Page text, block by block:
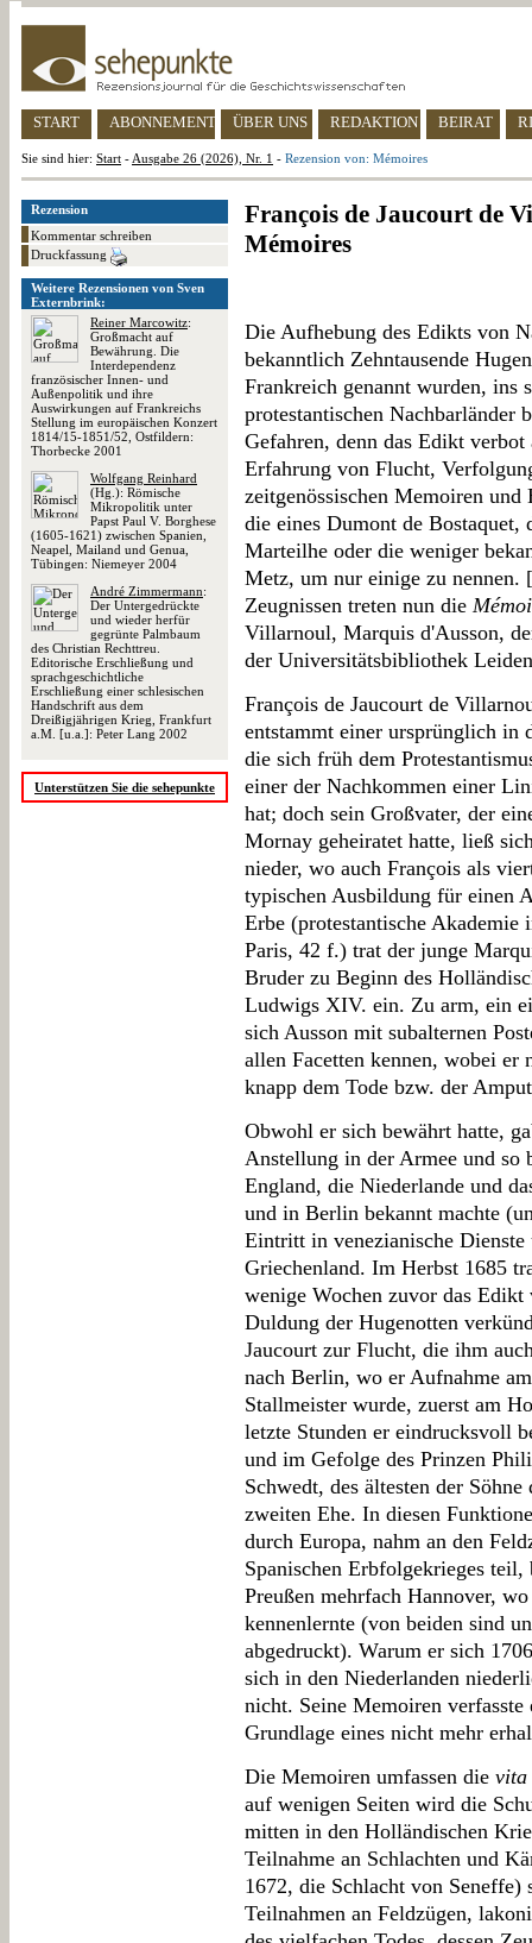
START ABONNEMENT ÜBER UNS REDAKTION BEIRAT
Sie sind hier: Start - Ausgabe 26 (2026), Nr. 1 - Rezension von: Mémoires
Rezension
Kommentar schreiben
Druckfassung
Weitere Rezensionen von Sven
Externbrink:
Reiner Marcowitz:
Großmacht auf
Bewährung. Die
Interdependenz
französischer Innen- und
Außenpolitik und ihre
Auswirkungen auf Frankreichs
Stellung im europäischen Konzert
1814/15-1851/52, Ostfildern:
Thorbecke 2001
Wolfgang Reinhard
(Hg.): Römische
Mikropolitik unter
Papst Paul V. Borghese
(1605-1621) zwischen Spanien,
Neapel, Mailand und Genua,
Tübingen: Niemeyer 2004
André Zimmermann:
Der Untergedrückte
und wieder herfür
gegrünte Palmbaum
des Christian Rechttreu.
Editorische Erschließung und
sprachgeschichtliche
Erschließung einer schlesischen
Handschrift aus dem
Dreißigjährigen Krieg, Frankfurt
a.M. [u.a.]: Peter Lang 2002
Unterstützen Sie die sehepunkte
François de Jaucourt de
Mémoires
Die Aufhebung des Edikts von
bekanntlich Zehntausende
Frankreich genannt wurden, ins
protestantischen Nachbarländer
Gefahren, denn das Edikt
Erfahrung von Flucht,
zeitgenössischen Memoiren
die eines Dumont de Bostaquet,
Marteilhe oder die weniger
Metz, um nur einige zu nennen. [
Zeugnissen treten nun die
Villarnoul, Marquis d'Ausson,
der Universitätsbibliothek
François de Jaucourt de
entstammt einer ursprünglich in
die sich früh dem
einer der Nachkommen einer
hat; doch sein Großvater, der
Mornay geheiratet hatte, ließ
nieder, wo auch François als
typischen Ausbildung für einen
Erbe (protestantische Akademie
Paris, 42 f.) trat der junge
Bruder zu Beginn des
Ludwigs XIV. ein. Zu arm, ein
sich Ausson mit subalternen
allen Facetten kennen, wobei er
knapp dem Tode bzw. der
Obwohl er sich bewährt hatte,
Anstellung in der Armee und so
England, die Niederlande und
und in Berlin bekannt machte
Eintritt in venezianische
Griechenland. Im Herbst 1685
wenige Wochen zuvor das Edikt
Duldung der Hugenotten
Jaucourt zur Flucht, die ihm
nach Berlin, wo er Aufnahme
Stallmeister wurde, zuerst am
letzte Stunden er eindrucksvoll
und im Gefolge des Prinzen
Schwedt, des ältesten der
zweiten Ehe. In diesen
durch Europa, nahm an den
Spanischen Erbfolgekrieges
Preußen mehrfach Hannover,
kennenlernte (von beiden sind
abgedruckt). Warum er sich
sich in den Niederlanden
nicht. Seine Memoiren
Grundlage eines nicht mehr
Die Memoiren umfassen die vita
auf wenigen Seiten wird die
mitten in den Holländischen
Teilnahme an Schlachten und
1672, die Schlacht von
Teilnahmen an Feldzügen,